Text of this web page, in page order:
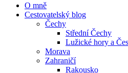
O mně
Cestovatelský blog
Čechy
Střední Čechy
Lužické hory a
Morava
Zahraničí
Rakousko